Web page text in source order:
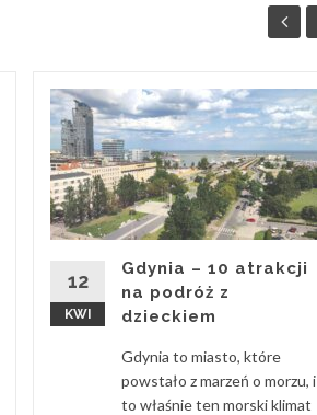
12
KWI
Gdynia – 10 atrakcji
na podróż z
dzieckiem
Gdynia to miasto, które
powstało z marzeń o morzu, i
to właśnie ten morski klimat